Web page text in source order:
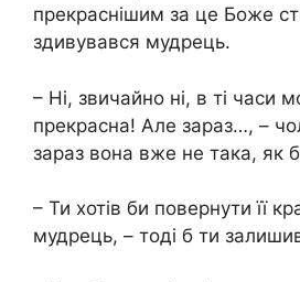
прекраснішим за це Боже
здивувався мудрець.
– Ні, звичайно ні, в ті часи
прекрасна! Але зараз…, –
зараз вона вже не така, як
– Ти хотів би повернути її
мудрець, – тоді б ти